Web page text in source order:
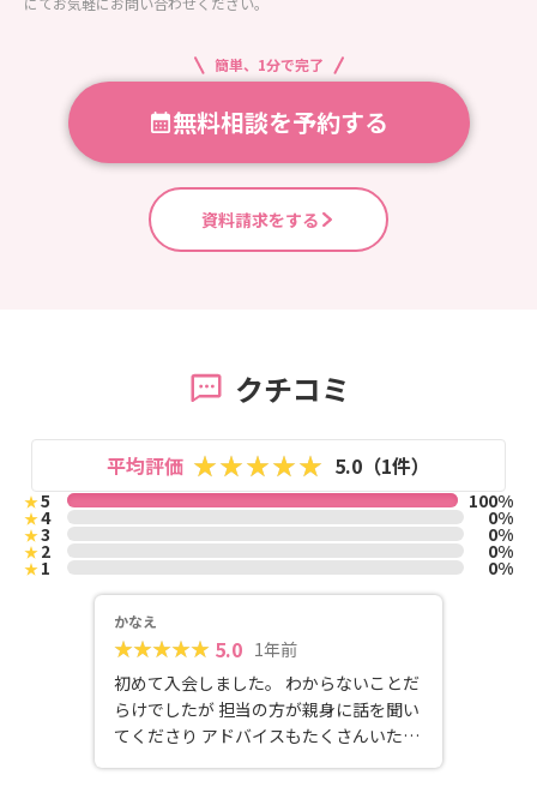
簡単、1分で完了
無料相談を予約する
資料請求をする
クチコミ
平均評価 5.0（1件）
★5 100%
★4 0%
★3 0%
★2 0%
★1 0%
かなえ
5.0 1年前
初めて入会しました。 わからないことだ
らけでしたが 担当の方が親身に話を聞い
てくださり アドバイスもたくさんいただ
けました。 まだまだ道のりはありそうで